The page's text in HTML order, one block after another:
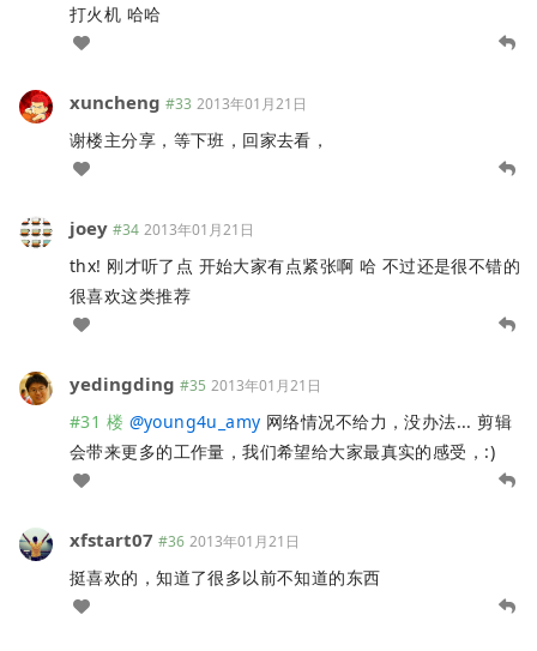
打火机 哈哈
xuncheng #33 2013年01月21日
谢楼主分享，等下班，回家去看，
joey #34 2013年01月21日
thx! 刚才听了点 开始大家有点紧张啊 哈 不过还是很不错的
很喜欢这类推荐
yedingding #35 2013年01月21日
#31 楼 @young4u_amy 网络情况不给力，没办法... 剪辑
会带来更多的工作量，我们希望给大家最真实的感受，:)
xfstart07 #36 2013年01月21日
挺喜欢的，知道了很多以前不知道的东西